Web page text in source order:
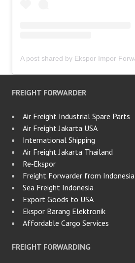
FREIGHT FORWARDER
Air Freight Industrial Spare Parts
Air Freight Jakarta USA
International Shipping
Air Freight Jakarta Thailand
Re‑Ekspor
Freight Forwarder from Indonesia
Sea Freight Indonesia
Export Goods to USA
Ekspor Barang Elektronik
Affordable Cargo Services
FREIGHT FORWARDING